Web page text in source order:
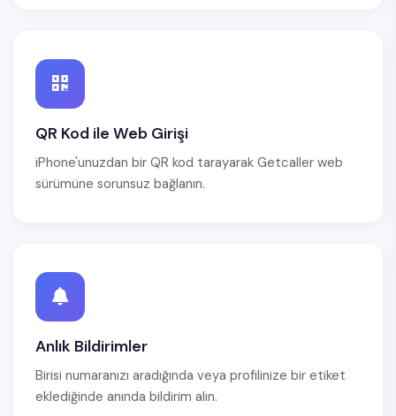
QR Kod ile Web Girişi
iPhone'unuzdan bir QR kod tarayarak Getcaller web
sürümüne sorunsuz bağlanın.
Anlık Bildirimler
Birisi numaranızı aradığında veya profilinize bir etiket
eklediğinde anında bildirim alın.